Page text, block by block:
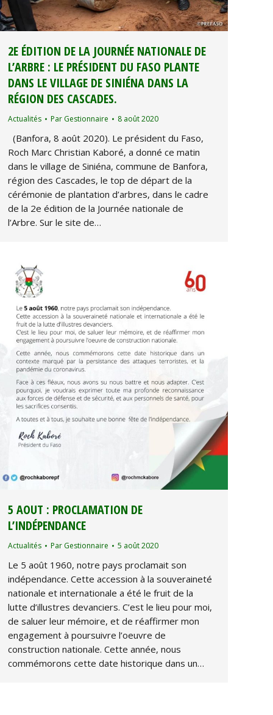
2E ÉDITION DE LA JOURNÉE NATIONALE DE
L’ARBRE : LE PRÉSIDENT DU FASO PLANTE
DANS LE VILLAGE DE SINIÉNA DANS LA
RÉGION DES CASCADES.
Actualités Par Gestionnaire 8 août 2020
(Banfora, 8 août 2020). Le président du Faso,
Roch Marc Christian Kaboré, a donné ce matin
dans le village de Siniéna, commune de Banfora,
région des Cascades, le top de départ de la
cérémonie de plantation d’arbres, dans le cadre
de la 2e édition de la Journée nationale de
l’Arbre. Sur le site de…
5 AOUT : PROCLAMATION DE
L’INDÉPENDANCE
Actualités Par Gestionnaire 5 août 2020
Le 5 août 1960, notre pays proclamait son
indépendance. Cette accession à la souveraineté
nationale et internationale a été le fruit de la
lutte d’illustres devanciers. C’est le lieu pour moi,
de saluer leur mémoire, et de réaffirmer mon
engagement à poursuivre l’oeuvre de
construction nationale. Cette année, nous
commémorons cette date historique dans un…